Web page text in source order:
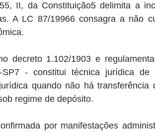
II, da Constituição5 delimita a
A LC 87/19966 consagra a não
decreto 1.102/1903 e
- constitui técnica jurídica de
quando não há transferência
regime de depósito.
por manifestações